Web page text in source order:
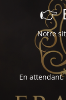
👉
Notre
En attendant,